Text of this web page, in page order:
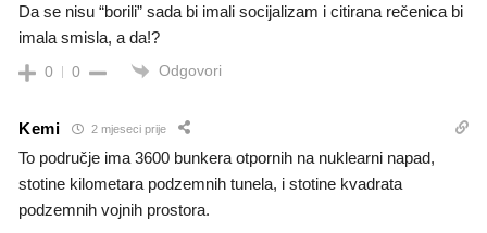
Da se nisu “borili” sada bi imali socijalizam i citirana rečenica bi
imala smisla, a da!?
0 0 Odgovori
Kemi 2 mjeseci prije
To područje ima 3600 bunkera otpornih na nuklearni napad,
stotine kilometara podzemnih tunela, i stotine kvadrata
podzemnih vojnih prostora.